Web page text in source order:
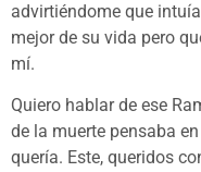
advirtiéndome que
mejor de su vida pero
mí.
Quiero hablar de ese
de la muerte pensaba
quería. Este, queridos